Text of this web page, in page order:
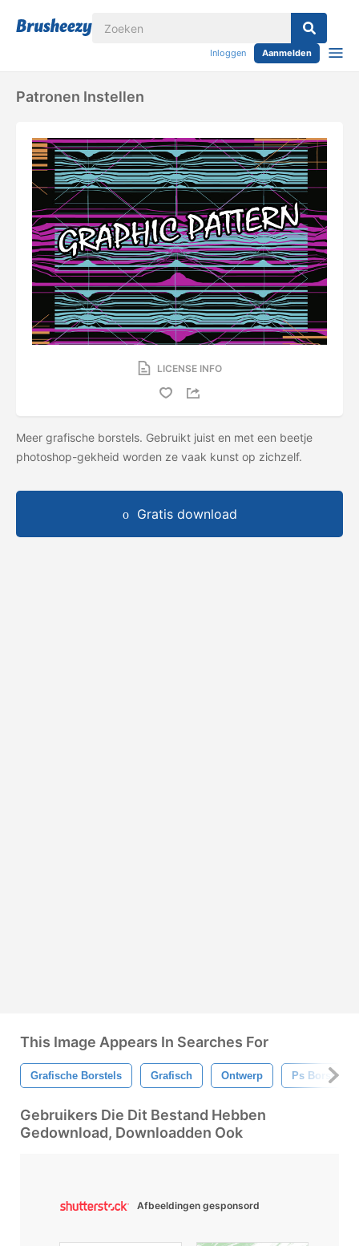
Inloggen Aanmelden
Patronen Instellen
LICENSE INFO
Meer grafische borstels. Gebruikt juist en met een beetje
photoshop-gekheid worden ze vaak kunst op zichzelf.
Gratis download
This Image Appears In Searches For
Grafische Borstels Grafisch Ontwerp Ps Borstels
Gebruikers Die Dit Bestand Hebben
Gedownload, Downloadden Ook
Afbeeldingen gesponsord